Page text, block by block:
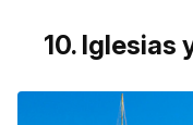
10. Iglesias